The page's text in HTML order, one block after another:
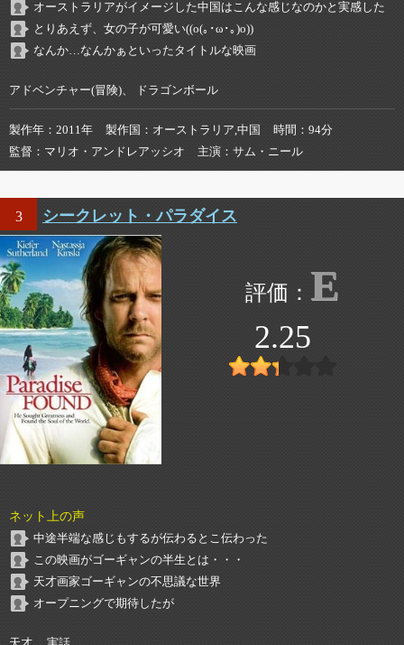
オーストラリアがイメージした中国はこんな感じなのかと実感した
とりあえず、女の子が可愛い((o(｡･ω･｡)o))
なんか…なんかぁといったタイトルな映画
アドベンチャー(冒険)、 ドラゴンボール
製作年 2011年 製作国 オーストラリア,中国 時間
94分
監督
マリオ・アンドレアッシオ 主演 サム・ニール
3 シークレット・パラダイス
E
2.25
ネット上の声
中途半端な感じもするが伝わるとこ伝わった
この映画がゴーギャンの半生とは・・・
天才画家ゴーギャンの不思議な世界
オープニングで期待したが